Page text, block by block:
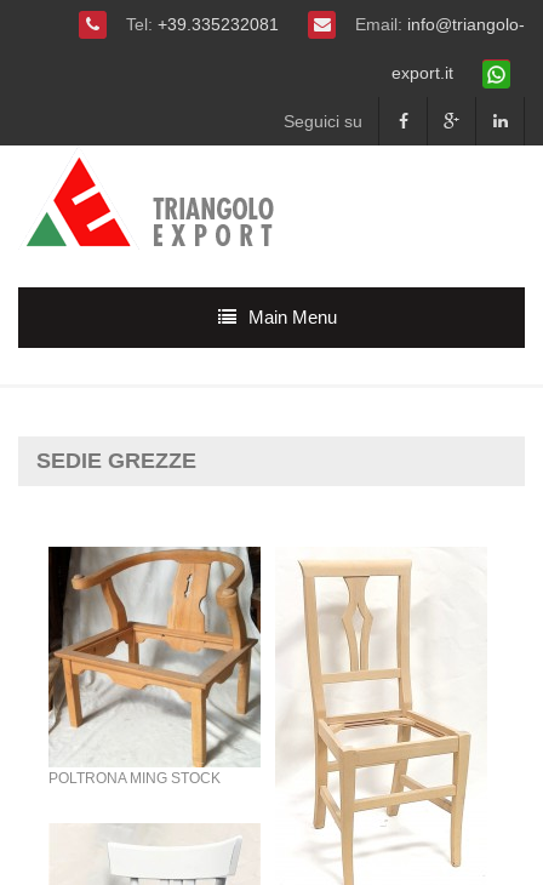
Tel: +39.335232081 Email: info@triangolo-
export.it
Seguici su
Main Menu
SEDIE GREZZE
POLTRONA MING STOCK